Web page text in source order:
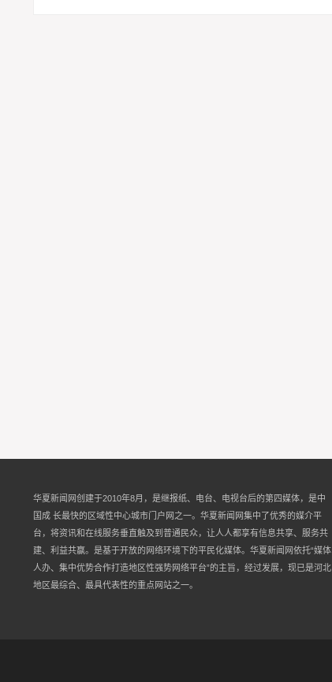
华夏新闻网创建于2010年8月，是继报纸、电台、电视台后的第四媒体，是中
国成 长最快的区域性中心城市门户网之一。华夏新闻网集中了优秀的媒介平
台，将资讯和在线服务垂直触及到普通民众，让人人都享有信息共享、服务共
建、利益共赢。是基于开放的网络环境下的平民化媒体。华夏新闻网依托“媒体
人办、集中优势合作打造地区性强势网络平台”的主旨，经过发展，现已是河北
地区最综合、最具代表性的重点网站之一。